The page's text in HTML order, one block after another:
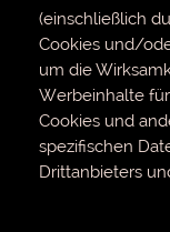
(einschließlich
Cookies und/
um die
Werbeinhalte
Cookies und
spezifischen
Drittanbieters